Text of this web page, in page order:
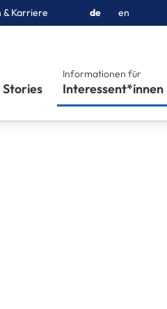
& Karriere de en
Stories
Informationen für
Interessent*innen